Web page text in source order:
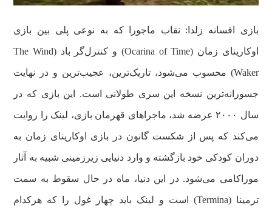
بازی افسانه زلدا: نقاب ماجورا که به‌ نوعی پلی بین بازی
اوکارینای زمان (Ocarina of Time) و کنترل‌گر باد (The Wind
Waker) محسوب می‌شود، تاریک‌ترین، عجیب‌ترین و در نهایت
جسورانه‌ترین نسخه این سری طولانی است. این بازی که در
سال ۲۰۰۰ عرضه شد، ماجراهای قهرمان بازی، لینک را روایت
می‌کند که پس از شکست گانون در بازی اوکارینای زمان به
دوران کودکی خود بازگشته و وارد دنیایی زیرزمینی شبیه به آثار
موراکامی می‌شود. در این دنیا، ماه در حال سقوط به سمت
ترمینا (Termina) است و لینک باید چهار غول را که هرکدام